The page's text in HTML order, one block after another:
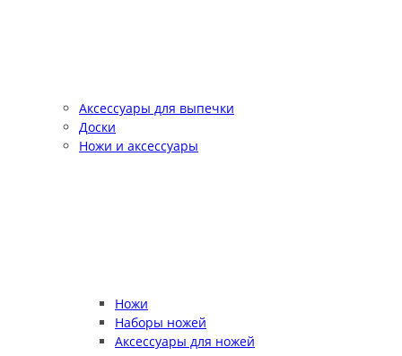
Аксессуары для выпечки
Доски
Ножи и аксессуары
Ножи
Наборы ножей
Аксессуары для ножей